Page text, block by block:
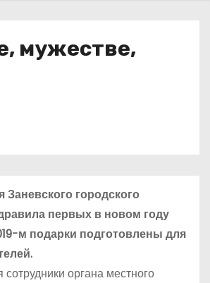
мужестве,
городского
первых в новом году
м подарки подготовлены для
органа местного